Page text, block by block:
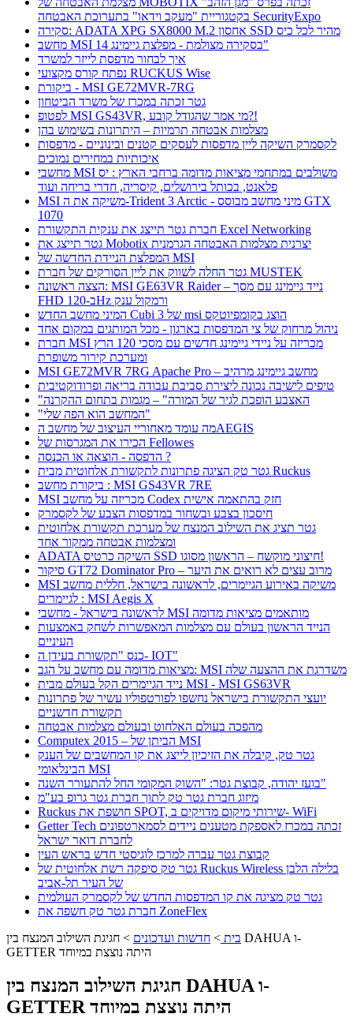
בקטגוריית "מעקב וידאו" בתערוכת האבטחה SecurityExpo
סקירה: ADATA XPG SX8000 M.2 אחסון SSD מהיר לכל כיס
מחשב MSI בסקירה מצולמת - מפלצת גיימינג 14"
איך לבחור מדפסת לייזר למשרד
נפתח קורס מקצועי RUCKUS Wise
ביקורת - MSI GE72MVR-7RG
גטר זכתה במכרז של משרד הביטחון
לפטופ MSI GS43VR, מי אמר שהגודל קובע?!
מצלמות אבטחה תרמיות – היתרונות בשימוש בהן
לקסמרק השיקה ליין מדפסות לעסקים קטנים ובינוניים - מדפסות
איכותיות במחירים נמוכים
מחשבי MSI משולבים במתחמי מציאות מדומה ברחבי הארץ : יס
פלאנט, בכותל בירושלים, קיסריה, חדרי בריחה ועוד
MSI משיקה את ה-Trident 3 Arctic - מיני מחשב מבוסס GTX
1070
חברת גטר תייצג את ענקית התקשורת Excel Networking
גטר תייצג את Mobotix יצרנית מצלמות האבטחה הגרמנית
המפלצת הניידת החדשה של MSI
גטר החלה לשווק את ליין הסורקים של חברת MUSTEK
הצצה ראשונה: MSI GE63VR Raider – נייד גיימינג עם מסך
FHD ב-120Hz ורמקול ענק
המיני מחשב החדש Cubi 3 של msi הוצג בקומפיוטקס
ניהול מרחוק של צי המדפסות בארגון - מכל המותגים במקום אחד
חברת MSI מכריזה על ניידי גיימינג חדשים עם מסכי 120 הרץ
ומערכת קירור משופרת
MSI GE72MVR 7RG Apache Pro – מחשב גיימינג מרהיב
טיפים לישיבה נכונה ליצירת סביבת עבודה בריאה ופרודוקטיבית
"האצבע הופכת לגיר של המורה" – מגמות בתחום ההקרנה
"המחשב הוא הפה שלי"
מה עומד מאחוריי העיצוב של מחשב הAEGIS
הכירו את המגרסות של Fellowes
הדפסה - הוצאה או הכנסה ?
גטר טק הציגה פתרונות לתקשורת אלחוטית מבית Ruckus
ביקורת מחשב : MSI GS43VR 7RE
MSI מכריזה על מחשב Codex חזק בהתאמה אישית
חיסכון בצבע ובשחור במדפסות הצבע של לקסמרק
גטר תציג את השילוב המנצח של מערכת תקשורת אלחוטית
ומצלמות אבטחה ממקור אחד
ADATA השיקה כרטיס SSD חיצוני מוקשח – הראשון מסוגו!
סיקור GT72 Dominator Pro – מרוב עצים לא רואים את היער
MSI משיקה באירוע הגיימרים, לראשונה בישראל, חללית מחשב
לגיימרים : MSI Aegis X
לראשונה בישראל - מחשבי MSI מותאמים מציאות מדומה
הנייד הראשון בעולם עם מצלמות המאפשרות לשחק באמצעות
העיניים
כנס "תקשורת בעידן ה- IOT"
מציאות מדומה עם מחשב על הגב: MSI משדרגת את ההצעה שלה
נייד הגיימרים הקל בעולם מבית MSI - MSI GS63VR
יועצי התקשורת בישראל נחשפו לפורטפוליו עשיר של פתרונות
תקשורת חדשניים
מהפכה בעולם האלחוט ובעולם מצלמות אבטחה
Computex 2015 – הביתן של MSI
גטר טק, קיבלה את הזיכיון לייצג את קו המחשבים של הענק
הבינלאומי MSI
בועז יהודה, קבוצת גטר: "השוק המקומי החל להתעורר השנה"
מיזוג חברת גטר טק לתוך חברת גטר גרופ בע"מ
Ruckus חושפת את SPOT, שירותי מיקום מדויקים ב- WiFi
Getter Tech זכתה במכרז לאספקת מטענים ניידים לסמארטפונים
לחברת דואר ישראל
קבוצת גטר עברה למרכז לוגיסטי חדש בראש העין
גטר טק סיפקה רשת אלחוטית של Ruckus Wireless בלילה הלבן
של העיר תל-אביב
גטר טק מציגה את קו המדפסות החדש של לקסמרק העולמית
חברת גטר טק חשפה את ZoneFlex
בית > חדשות ועדכונים > חגיגת השילוב המנצח בין DAHUA ו-
GETTER היתה נוצצת במיוחד
חגיגת השילוב המנצח בין DAHUA ו-
GETTER היתה נוצצת במיוחד